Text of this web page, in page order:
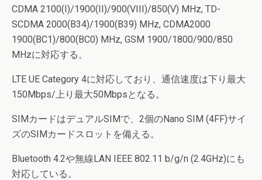
CDMA 2100(I)/1900(II)/900(VIII)/850(V) MHz, TD-
SCDMA 2000(B34)/1900(B39) MHz, CDMA2000
1900(BC1)/800(BC0) MHz, GSM 1900/1800/900/850
MHzに対応する。
LTE UE Category 4に対応しており、通信速度は下り最大
150Mbps/上り最大50Mbpsとなる。
SIMカードはデュアルSIMで、2個のNano SIM (4FF)サイ
ズのSIMカードスロットを備える。
Bluetooth 4.2や無線LAN IEEE 802.11 b/g/n (2.4GHz)にも
対応している。